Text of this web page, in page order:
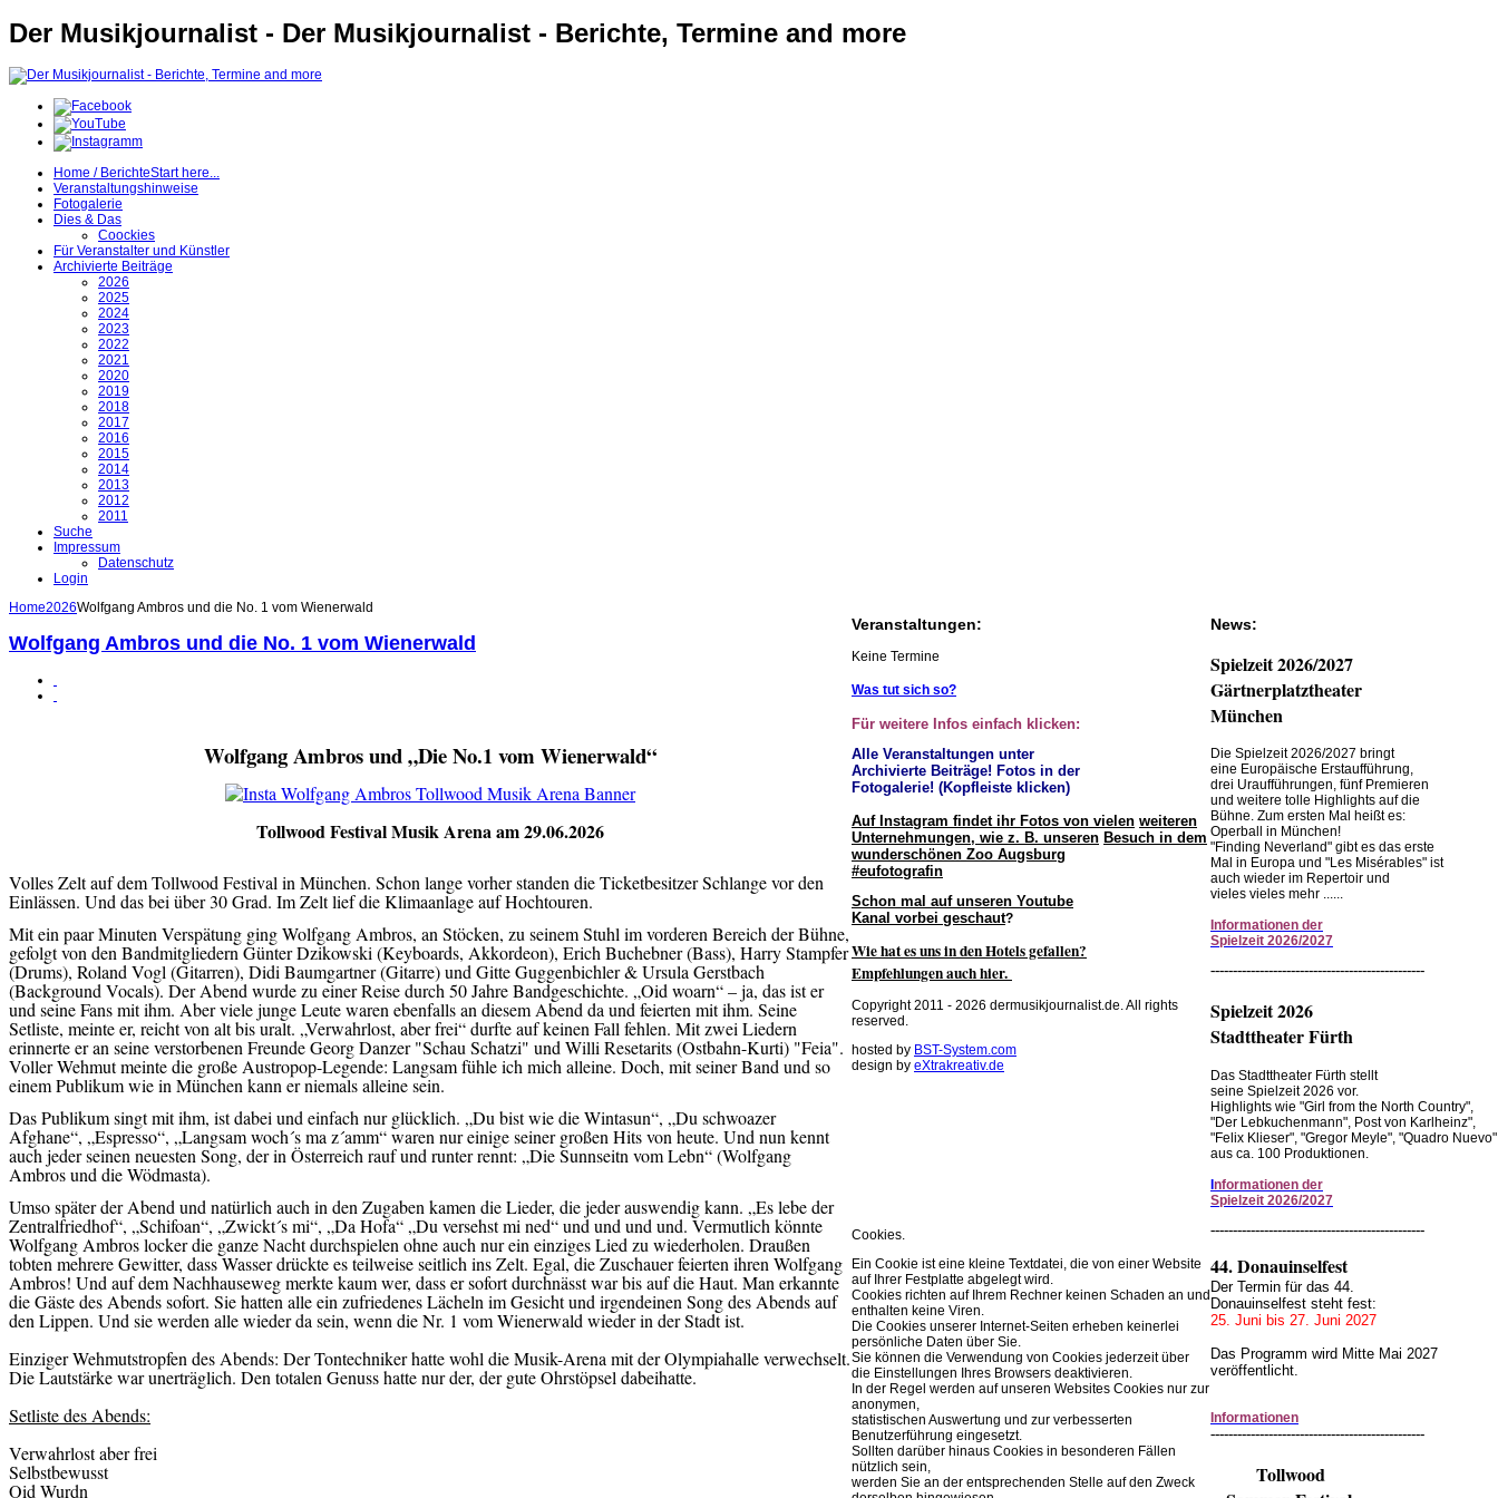
Der Musikjournalist - Der Musikjournalist - Berichte, Termine and more
Home / BerichteStart here...
Veranstaltungshinweise
Fotogalerie
Dies & Das
Coockies
Für Veranstalter und Künstler
Archivierte Beiträge
2026
2025
2024
2023
2022
2021
2020
2019
2018
2017
2016
2015
2014
2013
2012
2011
Suche
Impressum
Datenschutz
Login
Home2026Wolfgang Ambros und die No. 1 vom Wienerwald
Wolfgang Ambros und die No. 1 vom Wienerwald
Wolfgang Ambros und „Die No.1 vom Wienerwald“
Tollwood Festival Musik Arena am 29.06.2026
Volles Zelt auf dem Tollwood Festival in München. Schon lange vorher standen die Ticketbesitzer Schlange vor den
Einlässen. Und das bei über 30 Grad. Im Zelt lief die Klimaanlage auf Hochtouren.
Mit ein paar Minuten Verspätung ging Wolfgang Ambros, an Stöcken, zu seinem Stuhl im vorderen Bereich der Bühne,
gefolgt von den Bandmitgliedern Günter Dzikowski (Keyboards, Akkordeon), Erich Buchebner (Bass), Harry Stampfer
(Drums), Roland Vogl (Gitarren), Didi Baumgartner (Gitarre) und Gitte Guggenbichler & Ursula Gerstbach
(Background Vocals). Der Abend wurde zu einer Reise durch 50 Jahre Bandgeschichte. „Oid woarn“ – ja, das ist er
und seine Fans mit ihm. Aber viele junge Leute waren ebenfalls an diesem Abend da und feierten mit ihm. Seine
Setliste, meinte er, reicht von alt bis uralt. „Verwahrlost, aber frei“ durfte auf keinen Fall fehlen. Mit zwei Liedern
erinnerte er an seine verstorbenen Freunde Georg Danzer "Schau Schatzi" und Willi Resetarits (Ostbahn-Kurti) "Feia".
Voller Wehmut meinte die große Austropop-Legende: Langsam fühle ich mich alleine. Doch, mit seiner Band und so
einem Publikum wie in München kann er niemals alleine sein.
Das Publikum singt mit ihm, ist dabei und einfach nur glücklich. „Du bist wie die Wintasun“, „Du schwoazer
Afghane“, „Espresso“, „Langsam woch´s ma z´amm“ waren nur einige seiner großen Hits von heute. Und nun kennt
auch jeder seinen neuesten Song, der in Österreich rauf und runter rennt: „Die Sunnseitn vom Lebn“ (Wolfgang
Ambros und die Wödmasta).
Umso später der Abend und natürlich auch in den Zugaben kamen die Lieder, die jeder auswendig kann. „Es lebe der
Zentralfriedhof“, „Schifoan“, „Zwickt´s mi“, „Da Hofa“ „Du versehst mi ned“ und und und und. Vermutlich könnte
Wolfgang Ambros locker die ganze Nacht durchspielen ohne auch nur ein einziges Lied zu wiederholen. Draußen
tobten mehrere Gewitter, dass Wasser drückte es teilweise seitlich ins Zelt. Egal, die Zuschauer feierten ihren Wolfgang
Ambros! Und auf dem Nachhauseweg merkte kaum wer, dass er sofort durchnässt war bis auf die Haut. Man erkannte
die Gäste des Abends sofort. Sie hatten alle ein zufriedenes Lächeln im Gesicht und irgendeinen Song des Abends auf
den Lippen. Und sie werden alle wieder da sein, wenn die Nr. 1 vom Wienerwald wieder in der Stadt ist.
Einziger Wehmutstropfen des Abends: Der Tontechniker hatte wohl die Musik-Arena mit der Olympiahalle verwechselt.
Die Lautstärke war unerträglich. Den totalen Genuss hatte nur der, der gute Ohrstöpsel dabeihatte.
Setliste des Abends:
Verwahrlost aber frei
Selbstbewusst
Oid Wurdn
Veranstaltungen:
Keine Termine
Was tut sich so?
Für weitere Infos einfach klicken:
Alle Veranstaltungen unter
Archivierte Beiträge! Fotos in der
Fotogalerie! (Kopfleiste klicken)
Auf Instagram findet ihr Fotos von vielen weiteren
Unternehmungen, wie z. B. unseren Besuch in dem
wunderschönen Zoo Augsburg
#eufotografin
Schon mal auf unseren Youtube
Kanal vorbei geschaut?
Wie hat es uns in den Hotels gefallen?
Empfehlungen auch hier.
News:
Spielzeit 2026/2027
Gärtnerplatztheater
München
Die Spielzeit 2026/2027 bringt
eine Europäische Erstaufführung,
drei Uraufführungen, fünf Premieren
und weitere tolle Highlights auf die
Bühne. Zum ersten Mal heißt es:
Operball in München!
"Finding Neverland" gibt es das erste
Mal in Europa und "Les Misérables" ist
auch wieder im Repertoir und
vieles vieles mehr ......
Informationen der
Spielzeit 2026/2027
------------------------------------------------
Spielzeit 2026
Stadttheater Fürth
Das Stadttheater Fürth stellt
seine Spielzeit 2026 vor.
Highlights wie "Girl from the North Country",
"Der Lebkuchenmann", Post von Karlheinz",
"Felix Klieser", "Gregor Meyle", "Quadro Nuevo"
aus ca. 100 Produktionen.
Informationen der
Spielzeit 2026/2027
------------------------------------------------
44. Donauinselfest
Der Termin für das 44.
Donauinselfest steht fest:
25. Juni bis 27. Juni 2027
Das Programm wird Mitte Mai 2027
veröffentlicht.
Informationen
------------------------------------------------
Tollwood
Copyright 2011 - 2026 dermusikjournalist.de. All rights
reserved.
hosted by BST-System.com
design by eXtrakreativ.de
Cookies.
Ein Cookie ist eine kleine Textdatei, die von einer Website
auf Ihrer Festplatte abgelegt wird.
Cookies richten auf Ihrem Rechner keinen Schaden an und
enthalten keine Viren.
Die Cookies unserer Internet-Seiten erheben keinerlei
persönliche Daten über Sie.
Sie können die Verwendung von Cookies jederzeit über
die Einstellungen Ihres Browsers deaktivieren.
In der Regel werden auf unseren Websites Cookies nur zur
anonymen,
statistischen Auswertung und zur verbesserten
Benutzerführung eingesetzt.
Sollten darüber hinaus Cookies in besonderen Fällen
nützlich sein,
werden Sie an der entsprechenden Stelle auf den Zweck